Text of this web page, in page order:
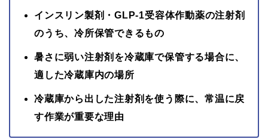
インスリン製剤・GLP-1受容体作動薬の注射剤
のうち、冷所保管できるもの
暑さに弱い注射剤を冷蔵庫で保管する場合に、
適した冷蔵庫内の場所
冷蔵庫から出した注射剤を使う際に、常温に戻
す作業が重要な理由